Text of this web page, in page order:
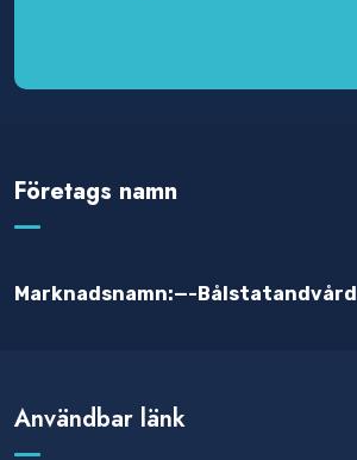
Företags namn
Marknadsnamn:—-Bålstatandvård
Användbar länk